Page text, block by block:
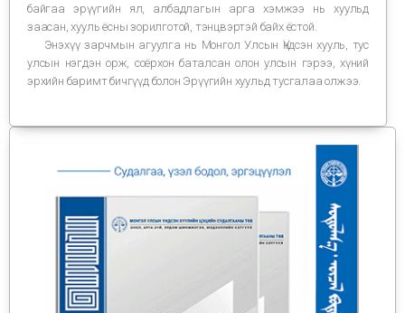
байгаа эрүүгийн ял, албадлагын арга хэмжээ нь хуульд
заасан, хууль ёсны зорилготой, тэнцвэртэй байх ёстой.
Энэхүү зарчмын агуулга нь Монгол Улсын Үндсэн хууль, тус
улсын нэгдэн орж, соёрхон баталсан олон улсын гэрээ, хүний
эрхийн баримт бичгүүд болон Эрүүгийн хуульд тусгалаа олжээ.